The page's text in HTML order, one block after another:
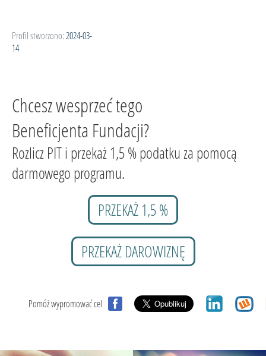
Profil stworzono: 2024-03-
14
Chcesz wesprzeć tego
Beneficjenta Fundacji?
Rozlicz PIT i przekaż 1,5 % podatku za pomocą
darmowego programu.
PRZEKAŻ 1,5 %
PRZEKAŻ DAROWIZNĘ
Pomóż wypromować cel